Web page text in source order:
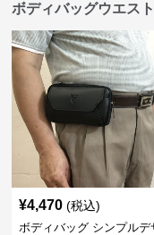
ボディバッグウエス
¥4,470 (税込)
ボディバッグ シンプルデ